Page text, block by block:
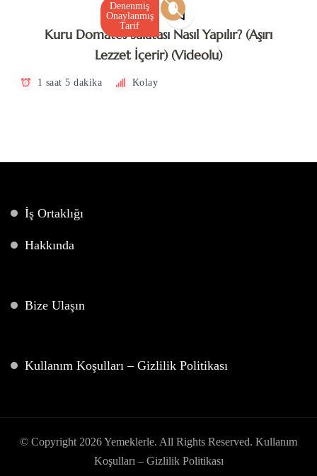
Denenmiş
Onaylanmış
Tarif
Kuru Domates Salatası Nasıl Yapılır? (Aşırı
Lezzet İçerir) (Videolu)
1 saat 5 dakika Kolay
İş Ortaklığı
Hakkında
Bize Ulaşın
Kullanım Koşulları – Gizlilik Politikası
© Copyright 2026Yemeklerle. All Rights Reserved. Kullanım
Koşulları – Gizlilik Politikası